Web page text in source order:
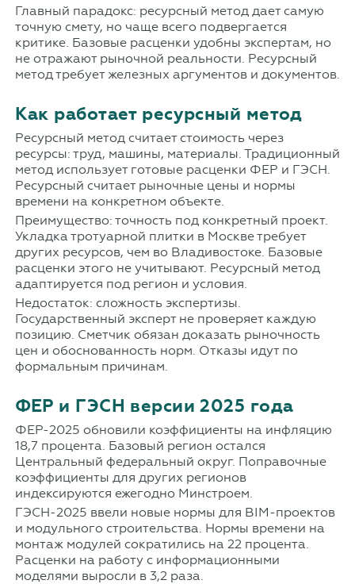
Главный парадокс: ресурсный метод дает самую
точную смету, но чаще всего подвергается
критике. Базовые расценки удобны экспертам, но
не отражают рыночной реальности. Ресурсный
метод требует железных аргументов и документов.
Как работает ресурсный метод
Ресурсный метод считает стоимость через
ресурсы: труд, машины, материалы. Традиционный
метод использует готовые расценки ФЕР и ГЭСН.
Ресурсный считает рыночные цены и нормы
времени на конкретном объекте.
Преимущество: точность под конкретный проект.
Укладка тротуарной плитки в Москве требует
других ресурсов, чем во Владивостоке. Базовые
расценки этого не учитывают. Ресурсный метод
адаптируется под регион и условия.
Недостаток: сложность экспертизы.
Государственный эксперт не проверяет каждую
позицию. Сметчик обязан доказать рыночность
цен и обоснованность норм. Отказы идут по
формальным причинам.
ФЕР и ГЭСН версии 2025 года
ФЕР-2025 обновили коэффициенты на инфляцию
18,7 процента. Базовый регион остался
Центральный федеральный округ. Поправочные
коэффициенты для других регионов
индексируются ежегодно Минстроем.
ГЭСН-2025 ввели новые нормы для BIM-проектов
и модульного строительства. Нормы времени на
монтаж модулей сократились на 22 процента.
Расценки на работу с информационными
моделями выросли в 3,2 раза.